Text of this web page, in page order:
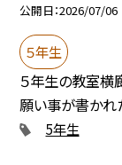
公開日 2026/07/06
５年生
５年生の教室横
願い事が書かれ
5年生